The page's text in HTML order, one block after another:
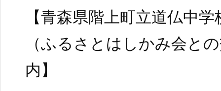
【青森県階上町立道仏中
（ふるさとはしかみ会と
内】